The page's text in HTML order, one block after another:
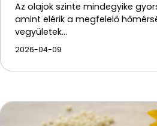
Az olajok szinte mindegyike
amint elérik a megfelelő
vegyületek…
2026-04-09